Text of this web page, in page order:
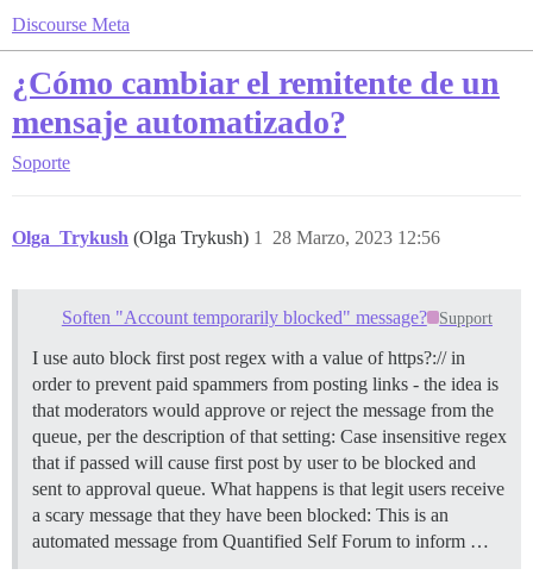
Discourse Meta
¿Cómo cambiar el remitente de un
mensaje automatizado?
Soporte
Olga_Trykush (Olga Trykush) 28 Marzo, 2023 12:56
1
Soften "Account temporarily blocked" message? Support
I use auto block first post regex with a value of https?:// in
order to prevent paid spammers from posting links - the idea is
that moderators would approve or reject the message from the
queue, per the description of that setting: Case insensitive regex
that if passed will cause first post by user to be blocked and
sent to approval queue. What happens is that legit users receive
a scary message that they have been blocked: This is an
automated message from Quantified Self Forum to inform …